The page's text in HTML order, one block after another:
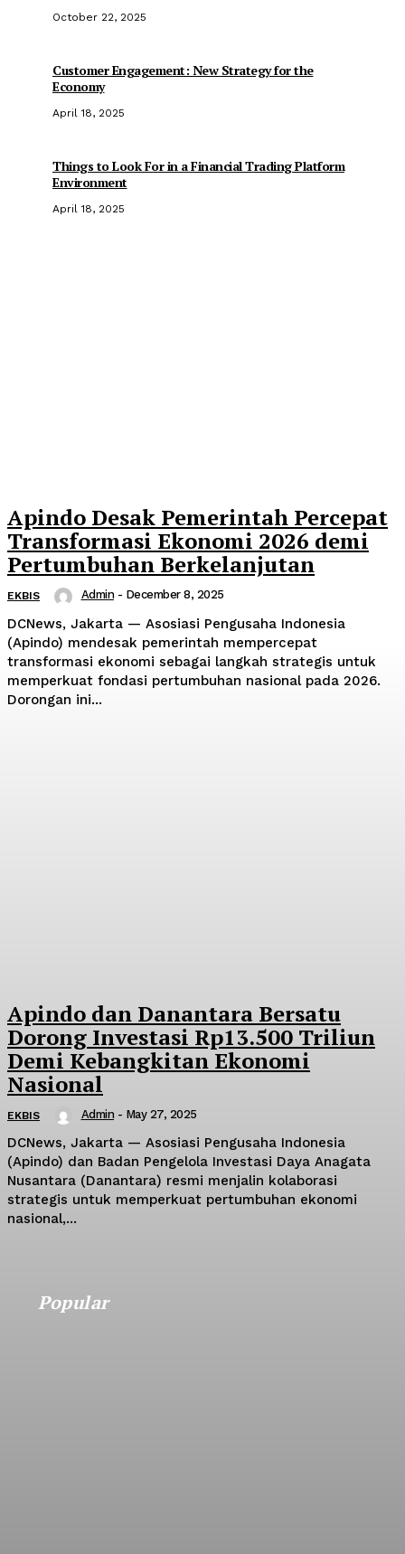
October 22, 2025
Customer Engagement: New Strategy for the
Economy
April 18, 2025
Things to Look For in a Financial Trading Platform
Environment
April 18, 2025
Apindo Desak Pemerintah Percepat
Transformasi Ekonomi 2026 demi
Pertumbuhan Berkelanjutan
EKBIS Admin - December 8, 2025
DCNews, Jakarta — Asosiasi Pengusaha Indonesia
(Apindo) mendesak pemerintah mempercepat
transformasi ekonomi sebagai langkah strategis untuk
memperkuat fondasi pertumbuhan nasional pada 2026.
Dorongan ini...
Apindo dan Danantara Bersatu
Dorong Investasi Rp13.500 Triliun
Demi Kebangkitan Ekonomi
Nasional
EKBIS Admin - May 27, 2025
DCNews, Jakarta — Asosiasi Pengusaha Indonesia
(Apindo) dan Badan Pengelola Investasi Daya Anagata
Nusantara (Danantara) resmi menjalin kolaborasi
strategis untuk memperkuat pertumbuhan ekonomi
nasional,...
Popular